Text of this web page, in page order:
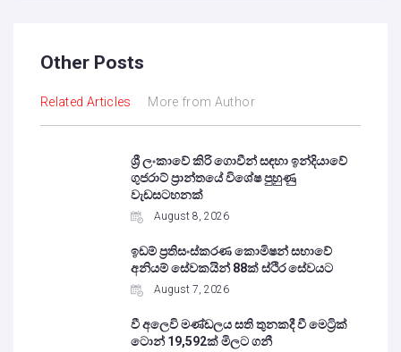
Other Posts
Related Articles More from Author
ශ්‍රී ලංකාවේ කිරි ගොවීන් සඳහා ඉන්දියාවේ
ගුජරාට් ප්‍රාන්තයේ විශේෂ පුහුණු
වැඩසටහනක්
August 8, 2026
ඉඩම් ප්‍රතිසංස්කරණ කොමිෂන් සභාවේ
අනියම් සේවකයින් 88ක් ස්ථිර සේවයට
August 7, 2026
වී අලෙවි මණ්ඩලය සති තුනකදී වී මෙට්‍රික්
ටොන් 19,592ක් මිලට ගනී